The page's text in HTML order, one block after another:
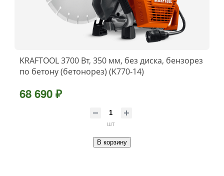
KRAFTOOL 3700 Вт, 350 мм, без диска, бензорез
по бетону (бетонорез) (K770-14)
68 690 ₽
шт
В корзину